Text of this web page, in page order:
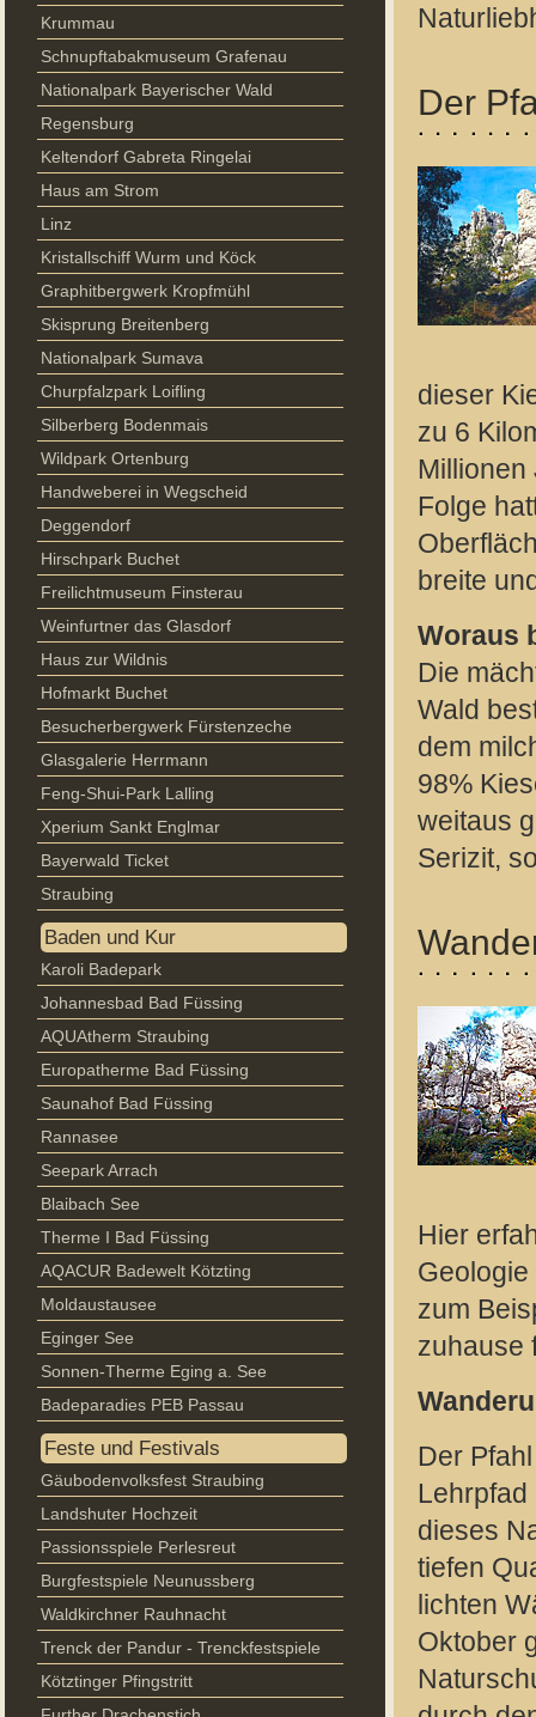
Krummau
Schnupftabakmuseum Grafenau
Nationalpark Bayerischer Wald
Regensburg
Keltendorf Gabreta Ringelai
Haus am Strom
Linz
Kristallschiff Wurm und Köck
Graphitbergwerk Kropfmühl
Skisprung Breitenberg
Nationalpark Sumava
Churpfalzpark Loifling
Silberberg Bodenmais
Wildpark Ortenburg
Handweberei in Wegscheid
Deggendorf
Hirschpark Buchet
Freilichtmuseum Finsterau
Weinfurtner das Glasdorf
Haus zur Wildnis
Hofmarkt Buchet
Besucherbergwerk Fürstenzeche
Glasgalerie Herrmann
Feng-Shui-Park Lalling
Xperium Sankt Englmar
Bayerwald Ticket
Straubing
Baden und Kur
Karoli Badepark
Johannesbad Bad Füssing
AQUAtherm Straubing
Europatherme Bad Füssing
Saunahof Bad Füssing
Rannasee
Seepark Arrach
Blaibach See
Therme I Bad Füssing
AQACUR Badewelt Kötzting
Moldaustausee
Eginger See
Sonnen-Therme Eging a. See
Badeparadies PEB Passau
Feste und Festivals
Gäubodenvolksfest Straubing
Landshuter Hochzeit
Passionsspiele Perlesreut
Burgfestspiele Neunussberg
Waldkirchner Rauhnacht
Trenck der Pandur - Trenckfestspiele
Kötztinger Pfingstritt
Der
dieser
zu 6
Folge
breite
Woraus
Die
Wald
dem
98%
weitaus
Serizit,
Hier
zum
zuhause
Der
dieses
tiefen
lichten
Oktober